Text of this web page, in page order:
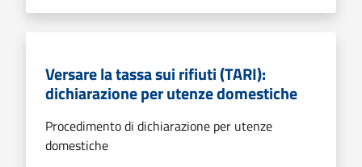
Versare la tassa sui rifiuti (TARI):
dichiarazione per utenze domestiche
Procedimento di dichiarazione per utenze
domestiche